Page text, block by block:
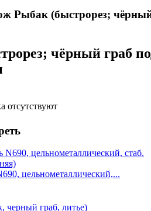
Рыбак (быстрорез;
чёрный граб
отсутствуют
цельнометаллический,...